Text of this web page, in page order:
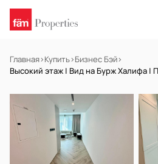
Главная›Купить›Бизнес Бэй›
Высокий этаж | Вид на Бурж Халифа |
В АРЕНДУ Готов к заселению